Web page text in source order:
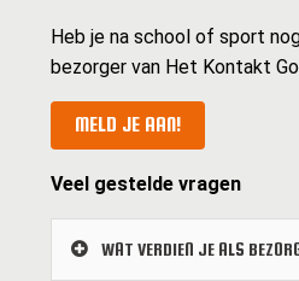
Heb je na school of sport
bezorger van Het Kontakt
MELD JE AAN!
Veel gestelde vragen
WAT VERDIEN JE ALS